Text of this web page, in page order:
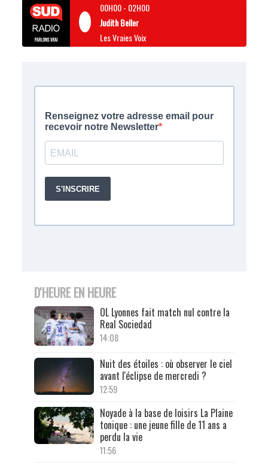
00H00- 02H00
Judith Beller
Les Vraies Voix
D'HEURE EN HEURE
OL Lyonnes fait match nul contre la
Real Sociedad
14:08
Nuit des étoiles : où observer le ciel
avant l'éclipse de mercredi ?
12:59
Noyade à la base de loisirs La Plaine
tonique : une jeune fille de 11 ans a
perdu la vie
11:56